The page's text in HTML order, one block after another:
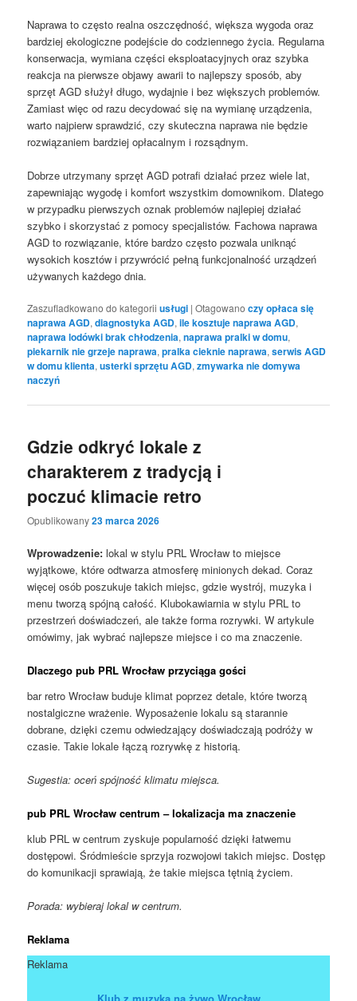
Naprawa to często realna oszczędność, większa wygoda oraz
bardziej ekologiczne podejście do codziennego życia. Regularna
konserwacja, wymiana części eksploatacyjnych oraz szybka
reakcja na pierwsze objawy awarii to najlepszy sposób, aby
sprzęt AGD służył długo, wydajnie i bez większych problemów.
Zamiast więc od razu decydować się na wymianę urządzenia,
warto najpierw sprawdzić, czy skuteczna naprawa nie będzie
rozwiązaniem bardziej opłacalnym i rozsądnym.
Dobrze utrzymany sprzęt AGD potrafi działać przez wiele lat,
zapewniając wygodę i komfort wszystkim domownikom. Dlatego
w przypadku pierwszych oznak problemów najlepiej działać
szybko i skorzystać z pomocy specjalistów. Fachowa naprawa
AGD to rozwiązanie, które bardzo często pozwala uniknąć
wysokich kosztów i przywrócić pełną funkcjonalność urządzeń
używanych każdego dnia.
Zaszufladkowano do kategorii usługi |Otagowano czy opłaca się
naprawa AGD,diagnostyka AGD,ile kosztuje naprawa AGD,
naprawa lodówki brak chłodzenia,naprawa pralki w domu,
piekarnik nie grzeje naprawa,pralka cieknie naprawa,serwis AGD
w domu klienta,usterki sprzętu AGD,zmywarka nie domywa
naczyń
Gdzie odkryć lokale z
charakterem z tradycją i
poczuć klimacie retro
Opublikowany23 marca 2026
Wprowadzenie: lokal w stylu PRL Wrocław to miejsce
wyjątkowe, które odtwarza atmosferę minionych dekad. Coraz
więcej osób poszukuje takich miejsc, gdzie wystrój, muzyka i
menu tworzą spójną całość. Klubokawiarnia w stylu PRL to
przestrzeń doświadczeń, ale także forma rozrywki. W artykule
omówimy, jak wybrać najlepsze miejsce i co ma znaczenie.
Dlaczego pub PRL Wrocław przyciąga gości
bar retro Wrocław buduje klimat poprzez detale, które tworzą
nostalgiczne wrażenie. Wyposażenie lokalu są starannie
dobrane, dzięki czemu odwiedzający doświadczają podróży w
czasie. Takie lokale łączą rozrywkę z historią.
Sugestia: oceń spójność klimatu miejsca.
pub PRL Wrocław centrum – lokalizacja ma znaczenie
klub PRL w centrum zyskuje popularność dzięki łatwemu
dostępowi. Śródmieście sprzyja rozwojowi takich miejsc. Dostęp
do komunikacji sprawiają, że takie miejsca tętnią życiem.
Porada: wybieraj lokal w centrum.
Reklama
Reklama
Klub z muzyką na żywo Wrocław